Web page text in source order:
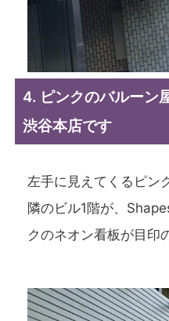
4. ピンクのバルーン
渋谷本店です
左手に見えてくるピン
隣のビル1階が、
クのネオン看板が目印